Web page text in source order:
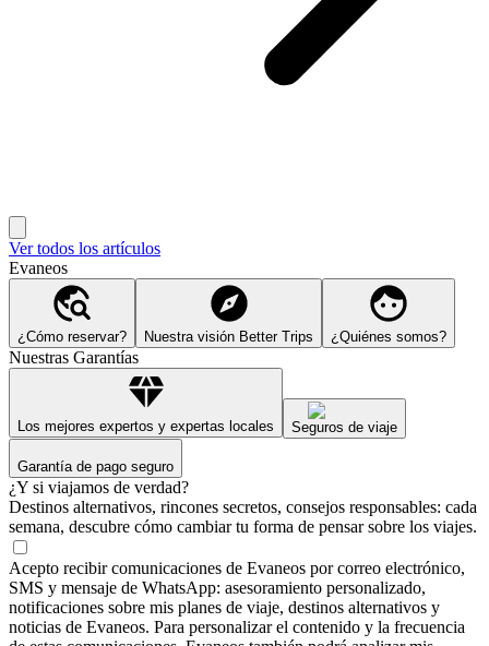
Ver todos los artículos
Evaneos
¿Cómo reservar? Nuestra visión Better Trips ¿Quiénes somos?
Nuestras Garantías
Los mejores expertos y expertas locales Seguros de viaje
Garantía de pago seguro
¿Y si viajamos de verdad?
Destinos alternativos, rincones secretos, consejos responsables: cada
semana, descubre cómo cambiar tu forma de pensar sobre los viajes.
Acepto recibir comunicaciones de Evaneos por correo electrónico,
SMS y mensaje de WhatsApp: asesoramiento personalizado,
notificaciones sobre mis planes de viaje, destinos alternativos y
noticias de Evaneos. Para personalizar el contenido y la frecuencia